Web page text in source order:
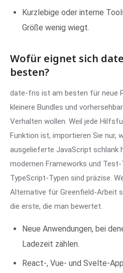
Kurzlebige oder interne
Größe wenig wiegt.
Wofür eignet sich
besten?
date-fns ist am besten für neue
kleinere Bundles und
Verhalten wollen. Weil jede
Funktion ist, importieren Sie nur,
ausgelieferte JavaScript schlank
modernen Frameworks und
TypeScript-Typen sind präzise.
Alternative für Greenfield-Arbeit
die erste, die man bewertet.
Neue Anwendungen, bei
Ladezeit zählen.
React-, Vue- und Svelte-